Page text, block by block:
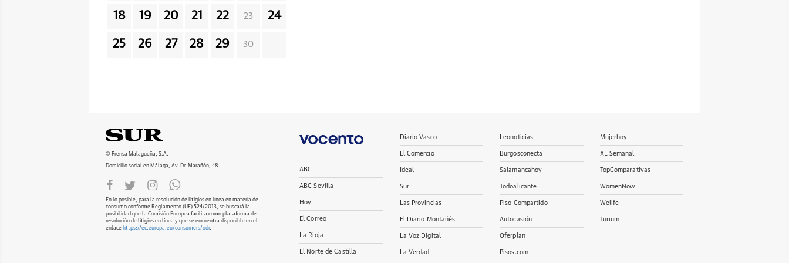
18 19 20 21 22 23 24
25 26 27 28 29 30
© Prensa Malagueña, S.A.
Domicilio social en Málaga, Av. Dr. Marañón, 48.
En lo posible, para la resolución de litigios en línea en materia de
consumo conforme Reglamento (UE) 524/2013, se buscará la
posibilidad que la Comisión Europea facilita como plataforma de
resolución de litigios en línea y que se encuentra disponible en el
enlace https://ec.europa.eu/consumers/odr.
ABC
ABC Sevilla
Hoy
El Correo
La Rioja
El Norte de Castilla
Diario Vasco
El Comercio
Ideal
Sur
Las Provincias
El Diario Montañés
La Voz Digital
La Verdad
Leonoticias
Burgosconecta
Salamancahoy
Todoalicante
Piso Compartido
Autocasión
Oferplan
Pisos.com
Mujerhoy
XL Semanal
TopComparativas
WomenNow
Welife
Turium